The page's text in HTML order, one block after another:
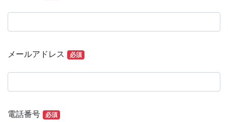
メールアドレス 必須
電話番号 必須